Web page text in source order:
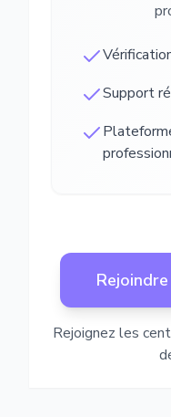
Support
Rejoignez les